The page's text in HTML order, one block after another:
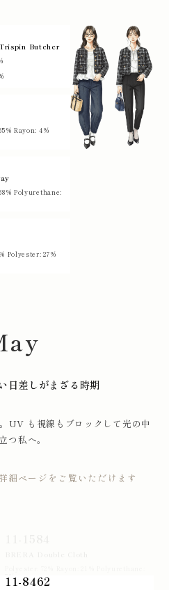
Butcher
Rayon: 4%
Polyurethane:
Polyester: 27%
日差しがまざる時期
UV も視線もブロックして光の中
つ私へ。
細ページをご覧いただけます
11-8462